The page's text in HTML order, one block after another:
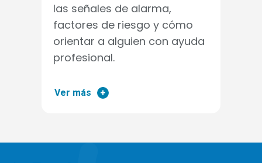
las señales de alarma,
factores de riesgo y cómo
orientar a alguien con ayuda
profesional.
Ver más